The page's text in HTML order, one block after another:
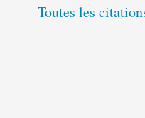
Toutes les